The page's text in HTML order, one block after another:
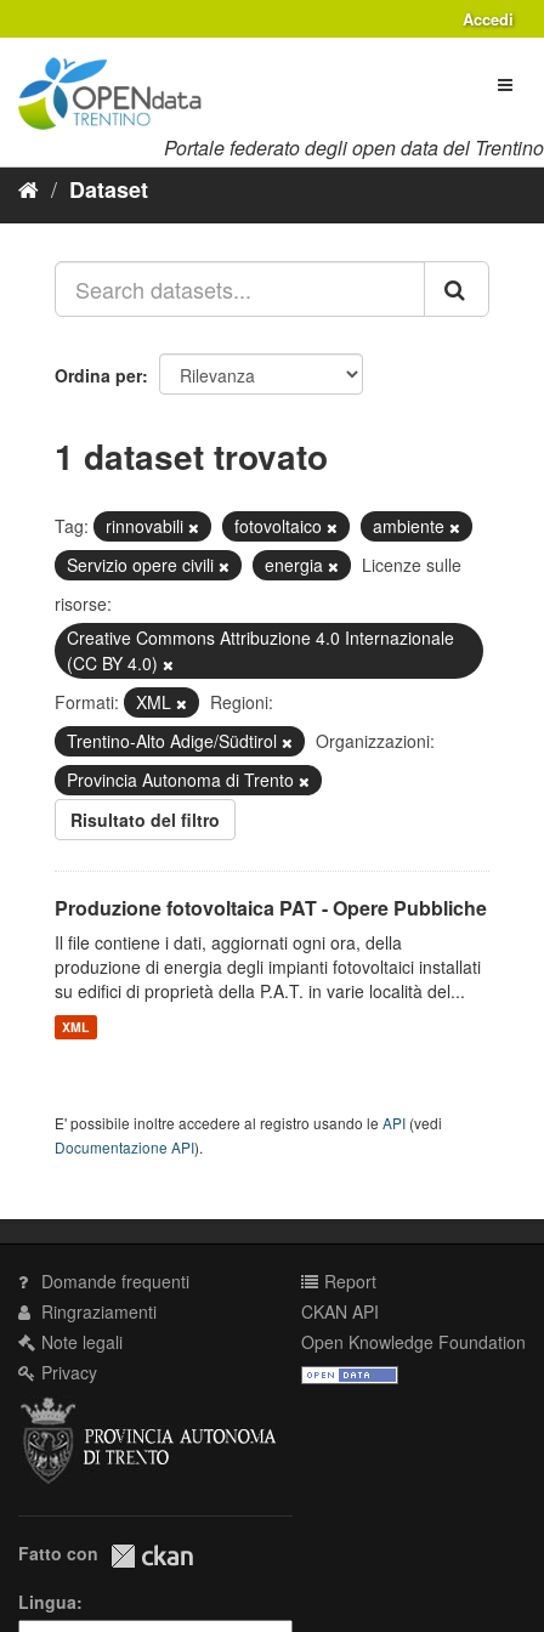
al
contenuto
Accedi
Portale federato degli open data del Trentino
Dataset
Ordina per
1 dataset trovato
Tag: rinnovabili fotovoltaico
ambiente
Servizio opere civili
energia
Licenze sulle
risorse:
Creative Commons Attribuzione 4.0 Internazionale
(CC BY 4.0)
Formati:
XML
Regioni:
Trentino-Alto Adige/Südtirol
Organizzazioni:
Provincia Autonoma di Trento
Risultato del filtro
Produzione fotovoltaica PAT - Opere Pubbliche
Il file contiene i dati, aggiornati ogni ora, della
produzione di energia degli impianti fotovoltaici installati
su edifici di proprietà della P.A.T. in varie località del...
XML
E' possibile inoltre accedere al registro usando le API (vedi
Documentazione API).
Domande frequenti
Ringraziamenti
Note legali
Privacy
Report
CKAN API
Open Knowledge Foundation
Fatto con
Lingua